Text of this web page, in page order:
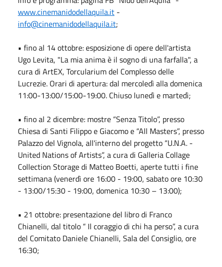
www.cinemanidodellaquila.it -
info@cinemanidodellaquila.it;
• fino al 14 ottobre: esposizione di opere dell'artista
Ugo Levita, "La mia anima è il sogno di una farfalla", a
cura di ArtEX, Torcularium del Complesso delle
Lucrezie. Orari di apertura: dal mercoledì alla domenica
11:00-13:00/15:00-19:00. Chiuso lunedì e martedì;
• fino al 2 dicembre: mostre “Senza Titolo”, presso
Chiesa di Santi Filippo e Giacomo e “All Masters”, presso
Palazzo del Vignola, all'interno del progetto “U.N.A. -
United Nations of Artists”, a cura di Galleria Collage
Collection Storage di Matteo Boetti, aperte tutti i fine
settimana (venerdì ore 16:00 - 19:00, sabato ore 10:30
- 13:00/15:30 - 19:00, domenica 10:30 – 13:00);
• 21 ottobre: presentazione del libro di Franco
Chianelli, dal titolo “ Il coraggio di chi ha perso”, a cura
del Comitato Daniele Chianelli, Sala del Consiglio, ore
16:30;